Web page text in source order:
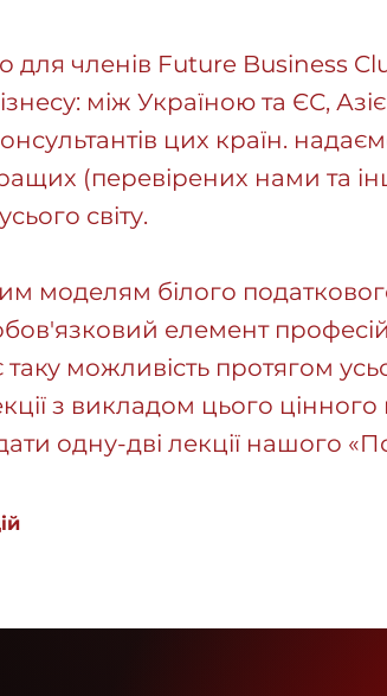
членів Future Business
між Україною та ЄС,
цих країн.
(перевірених нами та
світу.
моделям білого
елемент
можливість протягом
з викладом цього цінного
одну-дві лекції нашого